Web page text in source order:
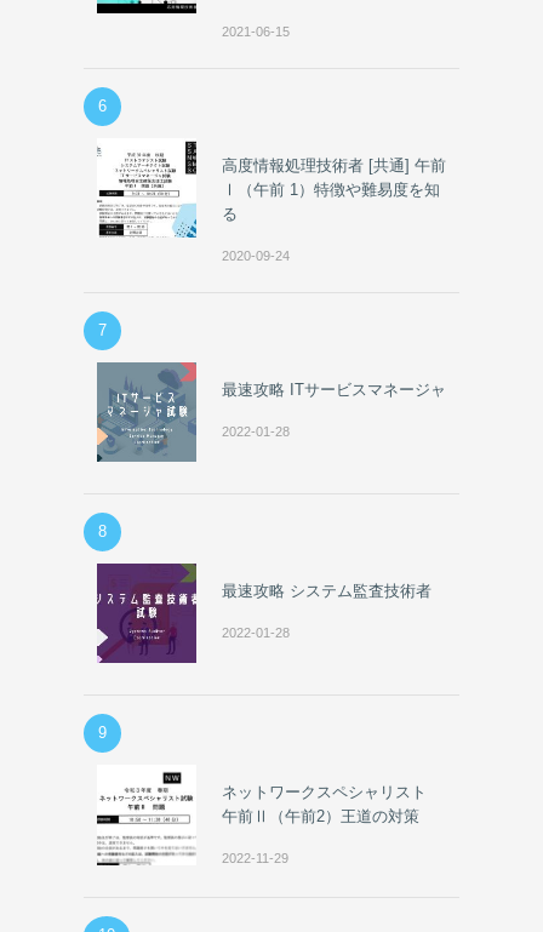
2021-06-15
6
高度情報処理技術者 [共通] 午前
Ⅰ（午前 1）特徴や難易度を知
る
2020-09-24
7
最速攻略 ITサービスマネージャ
2022-01-28
8
最速攻略 システム監査技術者
2022-01-28
9
ネットワークスペシャリスト
午前Ⅱ（午前2）王道の対策
2022-11-29